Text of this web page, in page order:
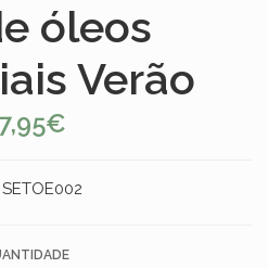
óleos
Verão
SETOE002